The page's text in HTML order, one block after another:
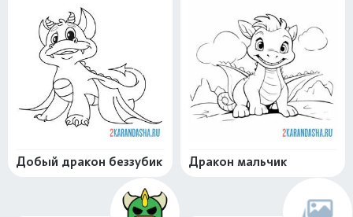
Добый дракон беззубик Дракон мальчик